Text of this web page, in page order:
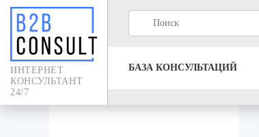
ИНТЕРНЕТ
КОНСУЛЬТАНТ
24/7
БАЗА КОНСУЛЬТАЦИЙ